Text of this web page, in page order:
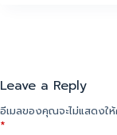
Leave a Reply
อีเมลของคุณจะไม่แสดงใ
*